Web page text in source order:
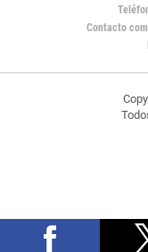
Contacto